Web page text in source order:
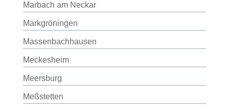
Marbach am Neckar
Markgröningen
Massenbachhausen
Meckesheim
Meersburg
Meßstetten